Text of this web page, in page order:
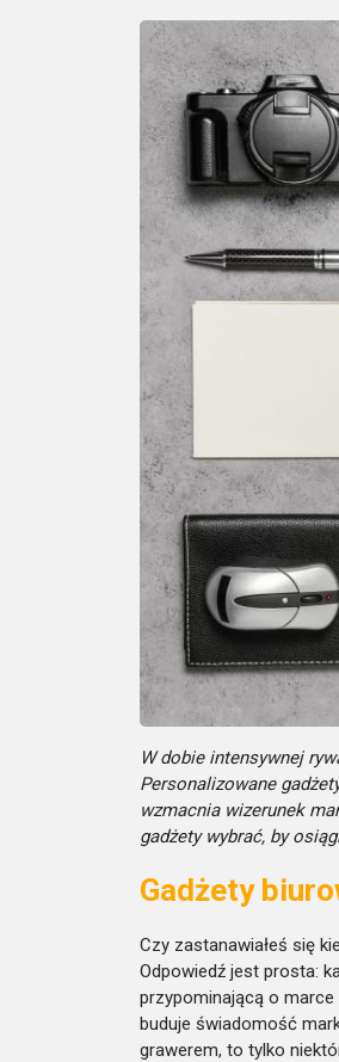
W dobie intensywnej
Personalizowane
wzmacnia wizerunek
gadżety wybrać, by
Gadżety
Czy zastanawiałeś się
Odpowiedź jest prosta:
przypominającą o marce
buduje świadomość
grawerem, to tylko